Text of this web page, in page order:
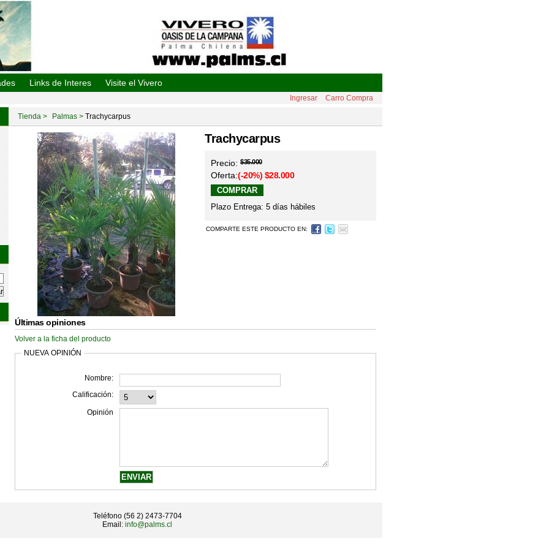
La Campana
Links de Interes Visite el Vivero
Ingresar Carro Compra
Tienda Palmas Trachycarpus
Trachycarpus
Precio: $35.000
Oferta:(-20%) $28.000
Plazo Entrega: 5 días hábiles
COMPARTE ESTE PRODUCTO EN:
Últimas opiniones
Volver a la ficha del producto
NUEVA OPINIÓN
Nombre:
Calificación:
Opinión
Teléfono (56 2) 2473-7704
Email: info@palms.cl